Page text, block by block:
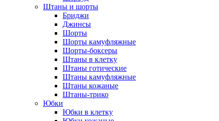
Штаны и шорты
Бриджи
Джинсы
Шорты
Шорты камуфляжные
Шорты-боксеры
Штаны в клетку
Штаны готические
Штаны камуфляжные
Штаны кожаные
Штаны-трико
Юбки
Юбки в клетку